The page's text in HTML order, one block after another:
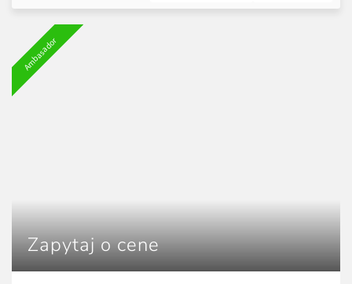
Ambasador
Zapytaj o cene